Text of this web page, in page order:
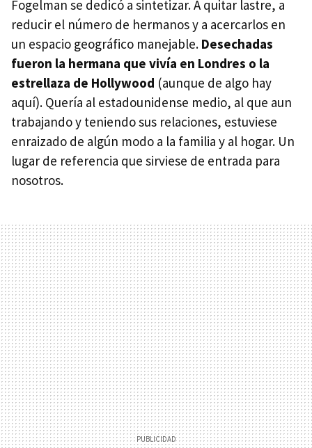
Fogelman se dedicó a sintetizar. A quitar lastre, a
reducir el número de hermanos y a acercarlos en
un espacio geográfico manejable. Desechadas
fueron la hermana que vivía en Londres o la
estrellaza de Hollywood (aunque de algo hay
aquí). Quería al estadounidense medio, al que aun
trabajando y teniendo sus relaciones, estuviese
enraizado de algún modo a la familia y al hogar. Un
lugar de referencia que sirviese de entrada para
nosotros.